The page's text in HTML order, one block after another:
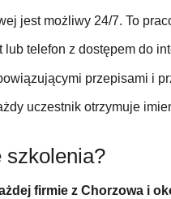
jest możliwy 24/7. To
lub telefon z dostępem do
przepisami i
uczestnik otrzymuje
szkolenia?
firmie z Chorzowa i